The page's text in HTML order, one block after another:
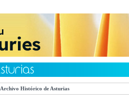
Archivo Histórico de Asturias